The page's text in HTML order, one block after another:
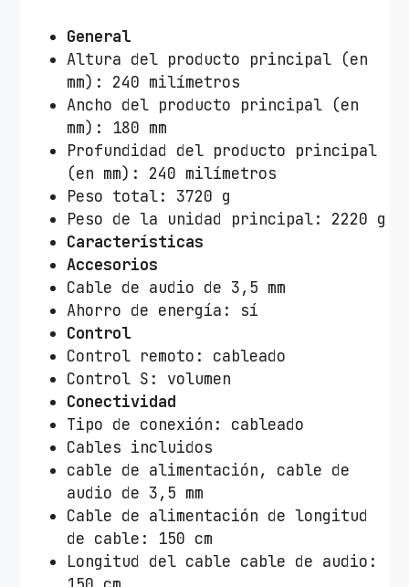
General
Altura del producto principal (en
mm): 240 milímetros
Ancho del producto principal (en
mm): 180 mm
Profundidad del producto principal
(en mm): 240 milímetros
Peso total: 3720 g
Peso de la unidad principal: 2220 g
Características
Accesorios
Cable de audio de 3,5 mm
Ahorro de energía: sí
Control
Control remoto: cableado
Control S: volumen
Conectividad
Tipo de conexión: cableado
Cables incluidos
cable de alimentación, cable de
audio de 3,5 mm
Cable de alimentación de longitud
de cable: 150 cm
Longitud del cable cable de audio: